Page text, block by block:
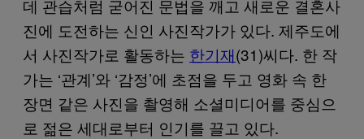
데 관습처럼 굳어진 문법을 깨고 새로운 결혼사
진에 도전하는 신인 사진작가가 있다. 제주도에
서 사진작가로 활동하는 한기재(31)씨다. 한 작
가는 ‘관계’와 ‘감정’에 초점을 두고 영화 속 한
장면 같은 사진을 촬영해 소셜미디어를 중심으
로 젊은 세대로부터 인기를 끌고 있다.